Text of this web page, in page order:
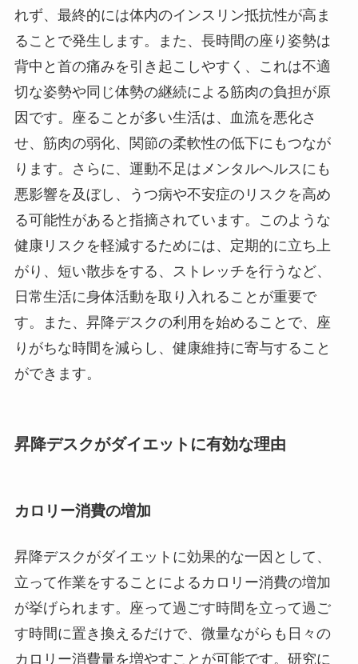
れず、最終的には体内のインスリン抵抗性が高ま
ることで発生します。また、長時間の座り姿勢は
背中と首の痛みを引き起こしやすく、これは不適
切な姿勢や同じ体勢の継続による筋肉の負担が原
因です。座ることが多い生活は、血流を悪化さ
せ、筋肉の弱化、関節の柔軟性の低下にもつなが
ります。さらに、運動不足はメンタルヘルスにも
悪影響を及ぼし、うつ病や不安症のリスクを高め
る可能性があると指摘されています。このような
健康リスクを軽減するためには、定期的に立ち上
がり、短い散歩をする、ストレッチを行うなど、
日常生活に身体活動を取り入れることが重要で
す。また、昇降デスクの利用を始めることで、座
りがちな時間を減らし、健康維持に寄与すること
ができます。
昇降デスクがダイエットに有効な理由
カロリー消費の増加
昇降デスクがダイエットに効果的な一因として、
立って作業をすることによるカロリー消費の増加
が挙げられます。座って過ごす時間を立って過ご
す時間に置き換えるだけで、微量ながらも日々の
カロリー消費量を増やすことが可能です。研究に